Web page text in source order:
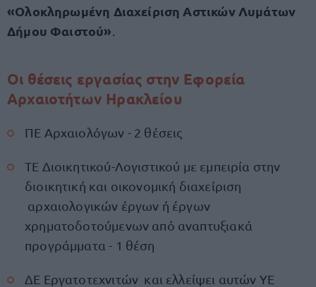
«Ολοκληρωμένη Διαχείριση Αστικών Λυμάτων
Δήμου Φαιστού»
Οι θέσεις εργασίας στην Εφορεία
Αρχαιοτήτων Ηρακλείου
ΠΕ Αρχαιολόγων - 2 θέσεις
ΤΕ Διοικητικού-Λογιστικού με εμπειρία στην
διοικητική και οικονομική διαχείριση
αρχαιολογικών έργων ή έργων
χρηματοδοτούμενων από αναπτυξιακά
προγράμματα - 1 θέση
ΔΕ Εργατοτεχνιτών και ελλείψει αυτών ΥΕ